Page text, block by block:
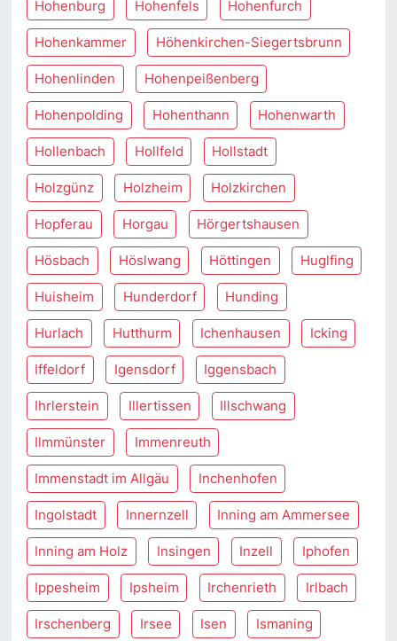
Hohenburg Hohenfels Hohenfurch
Hohenkammer Höhenkirchen-Siegertsbrunn
Hohenlinden Hohenpeißenberg
Hohenpolding Hohenthann Hohenwarth
Hollenbach Hollfeld Hollstadt
Holzgünz Holzheim Holzkirchen
Hopferau Horgau Hörgertshausen
Hösbach Höslwang Höttingen Huglfing
Huisheim Hunderdorf Hunding
Hurlach Hutthurm Ichenhausen Icking
Iffeldorf Igensdorf Iggensbach
Ihrlerstein Illertissen Illschwang
Ilmmünster Immenreuth
Immenstadt im Allgäu Inchenhofen
Ingolstadt Innernzell Inning am Ammersee
Inning am Holz Insingen Inzell Iphofen
Ippesheim Ipsheim Irchenrieth Irlbach
Irschenberg Irsee Isen Ismaning